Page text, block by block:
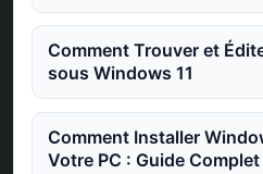
Comment Trouver et
sous Windows 11
Comment Installer
Votre PC : Guide Complet